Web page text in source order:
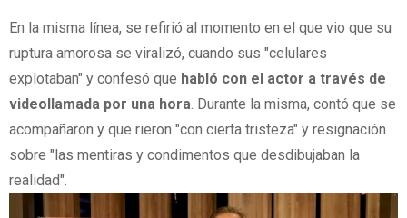
En la misma línea, se refirió al momento en el que vio que su
ruptura amorosa se viralizó, cuando sus "celulares
explotaban" y confesó que habló con el actor a través de
videollamada por una hora. Durante la misma, contó que se
acompañaron y que rieron "con cierta tristeza" y resignación
sobre "las mentiras y condimentos que desdibujaban la
realidad".